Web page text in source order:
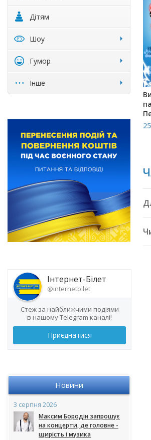
Дітям
Шоу
Гумор
Інше
Інтернет-Білет
@internetbilet
Стеж за найближчими подіями
в нашому Telegram каналі!
Приєднатися
Новини
3 серпня 2026
Максим Бородін запрошує
на концерти, де головне -
щирість і музика